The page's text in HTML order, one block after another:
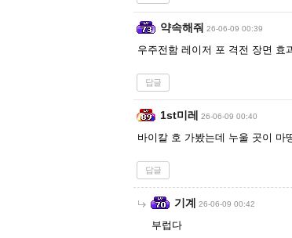
약속해줘 26-06-09 00:39
우주전함 레이저 포 격전 장면 효
답글
1st미레 26-06-09 00:40
바이칼 호 가봤는데 누울 곳이 마
답글
기계 26-06-09 00:42
부럽다